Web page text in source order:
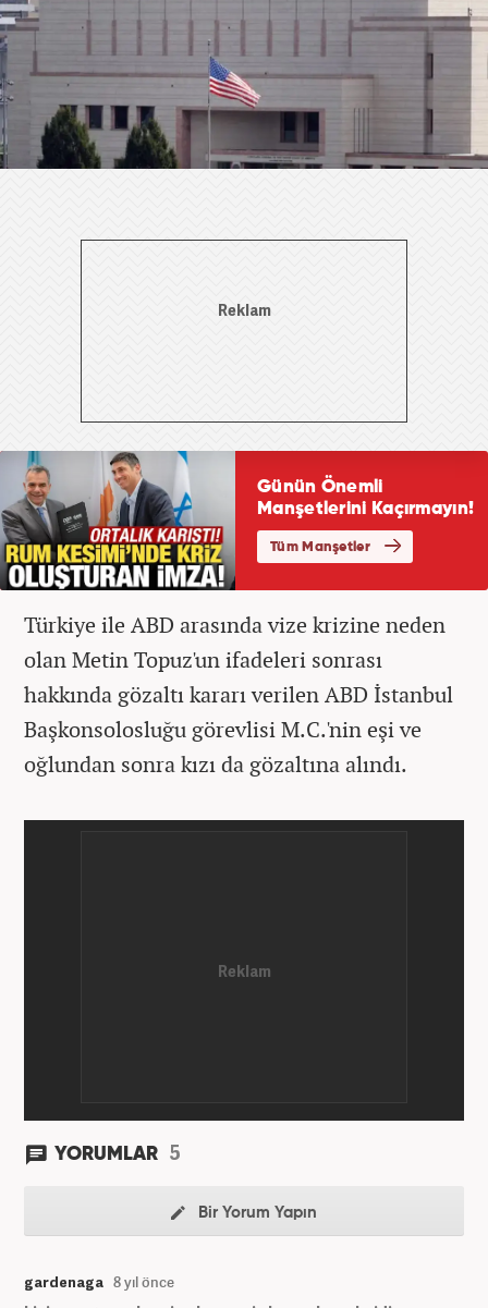
Türkiye ile ABD arasında vize krizine neden
olan Metin Topuz'un ifadeleri sonrası
hakkında gözaltı kararı verilen ABD İstanbul
Başkonsolosluğu görevlisi M.C.'nin eşi ve
oğlundan sonra kızı da gözaltına alındı.
YORUMLAR 5
Bir Yorum Yapın
gardenaga 8 yıl önce